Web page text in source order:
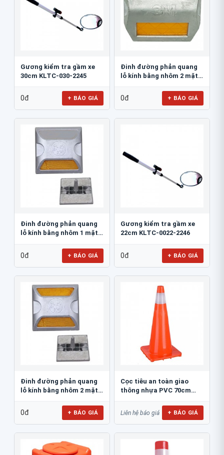
Gương kiểm tra gầm xe
30cm KLTC-030-2245
0đ + BÁO GIÁ
Đinh đường phản quang
lỗ kính bằng nhôm 2 mặt
0đ + BÁO GIÁ
Đinh đường phản quang
lỗ kính bằng nhôm 1 mặt
0đ + BÁO GIÁ
Gương kiểm tra gầm xe
22cm KLTC-0022-2246
0đ + BÁO GIÁ
Đinh đường phản quang
lỗ kính bằng nhôm 2 mặt
0đ + BÁO GIÁ
Cọc tiêu an toàn giao
thông nhựa PVC 70cm
Liên hệ báo giá + BÁO GIÁ